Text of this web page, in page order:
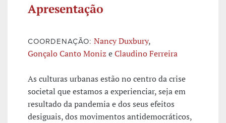
Apresentação
COORDENAÇÃO: Nancy Duxbury,
Gonçalo Canto Moniz eClaudino Ferreira
As culturas urbanas estão no centro da crise
societal que estamos a experienciar, seja em
resultado da pandemia e dos seus efeitos
desiguais, dos movimentos antidemocráticos,